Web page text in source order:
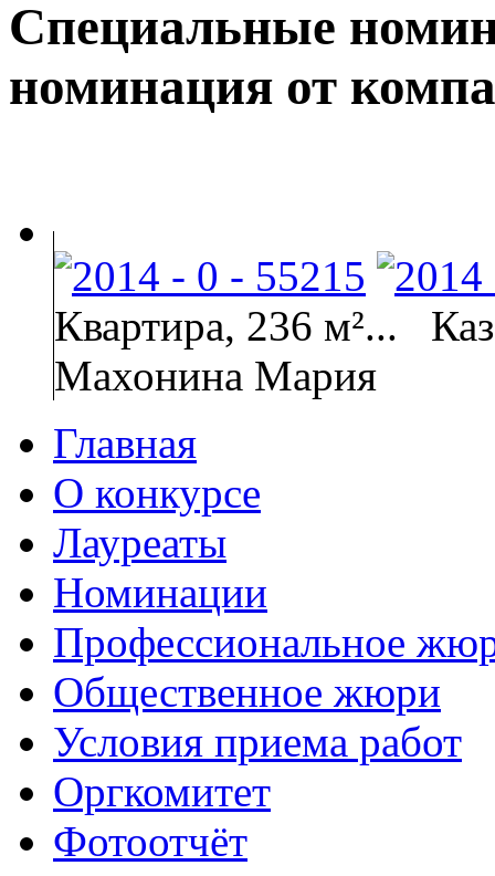
Специальные
номинация от
Квартира, 236 м²...
Махонина Мария
Главная
О конкурсе
Лауреаты
Номинации
Профессиональное
Общественное жюри
Условия приема работ
Оргкомитет
Фотоотчёт